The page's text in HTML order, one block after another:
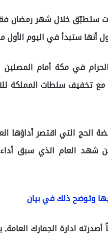
ستطبّق خلال شهر رمضان
أنها ستبدأ في اليوم
في مكة أمام المصلين
تخفيف سلطات المملكة
وتوضح ذلك في بيان
أصدرته ادارة الجمارك